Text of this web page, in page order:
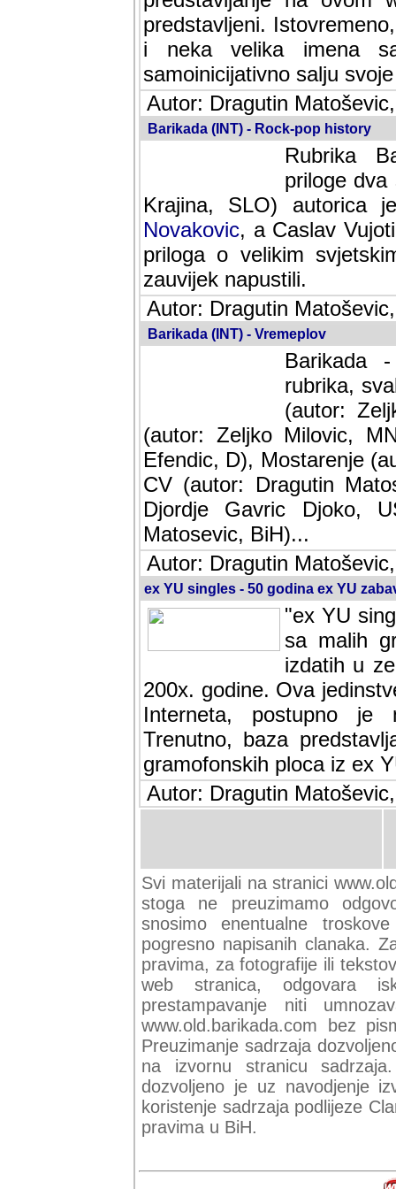
predstavljeni.
i neka velika imena
samoinicijativno salju
Autor: Dragutin
Barikada (INT) - Rock-pop history
Rubrika
dva
SLO) autorica je velikog
Caslav Vujotic
velikim svjetskim
napustili.
Autor: Dragutin
Barikada (INT) - Vremeplov
Barikada
rubrika,
(autor:
(autor: Zeljko Milovic,
Efendic, D), Mostarenje
CV (autor: Dragutin
Djordje Gavric Djoko,
Matosevic, BiH)...
Autor: Dragutin
ex YU singles - 50 godina ex YU
"ex YU
sa malih
izdatih u
200x. godine. Ova
Interneta, postupno je
baza predstavlja
ploca iz ex YU.
Autor: Dragutin
Svi materijali na stranici
stoga ne preuzimamo
snosimo enentualne
pogresno napisanih clanaka.
pravima, za fotografije ili
web stranica, odgovara
prestampavanje niti
www.old.barikada.com bez
Preuzimanje sadrzaja
na izvornu stranicu
dozvoljeno je uz navodjenje
koristenje sadrzaja podlijeze
pravima u BiH.